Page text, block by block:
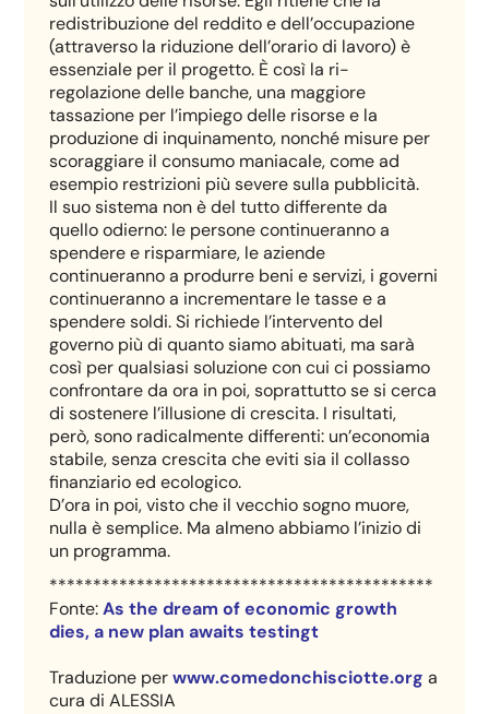
redistribuzione del reddito e dell’occupazione
(attraverso la riduzione dell’orario di lavoro) è
essenziale per il progetto. È così la ri-
regolazione delle banche, una maggiore
tassazione per l’impiego delle risorse e la
produzione di inquinamento, nonché misure per
scoraggiare il consumo maniacale, come ad
esempio restrizioni più severe sulla pubblicità.
Il suo sistema non è del tutto differente da
quello odierno: le persone continueranno a
spendere e risparmiare, le aziende
continueranno a produrre beni e servizi, i governi
continueranno a incrementare le tasse e a
spendere soldi. Si richiede l’intervento del
governo più di quanto siamo abituati, ma sarà
così per qualsiasi soluzione con cui ci possiamo
confrontare da ora in poi, soprattutto se si cerca
di sostenere l’illusione di crescita. I risultati,
però, sono radicalmente differenti: un’economia
stabile, senza crescita che eviti sia il collasso
finanziario ed ecologico.
D’ora in poi, visto che il vecchio sogno muore,
nulla è semplice. Ma almeno abbiamo l’inizio di
un programma.
********************************************
Fonte:As the dream of economic growth
dies, a new plan awaits testingt
Traduzione perwww.comedonchisciotte.org a
cura di ALESSIA